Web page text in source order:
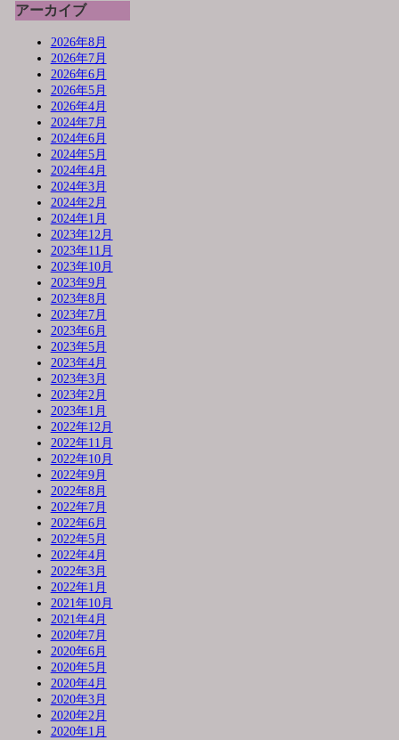
アーカイブ
2026年8月
2026年7月
2026年6月
2026年5月
2026年4月
2024年7月
2024年6月
2024年5月
2024年4月
2024年3月
2024年2月
2024年1月
2023年12月
2023年11月
2023年10月
2023年9月
2023年8月
2023年7月
2023年6月
2023年5月
2023年4月
2023年3月
2023年2月
2023年1月
2022年12月
2022年11月
2022年10月
2022年9月
2022年8月
2022年7月
2022年6月
2022年5月
2022年4月
2022年3月
2022年1月
2021年10月
2021年4月
2020年7月
2020年6月
2020年5月
2020年4月
2020年3月
2020年2月
2020年1月